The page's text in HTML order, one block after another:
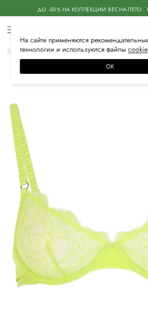
ДО -50% НА КОЛЛЕКЦИИ ВЕСНА-ЛЕТО
Главная Женская Нижнее белье Бюстгальтеры
На сайте применяются
технологии и используются файлысооkiе
ОК